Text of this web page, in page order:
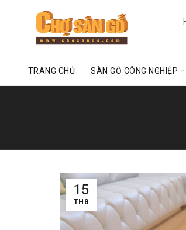
TRANG CHỦ SÀN GỖ CÔNG NGHIỆP
15
TH8